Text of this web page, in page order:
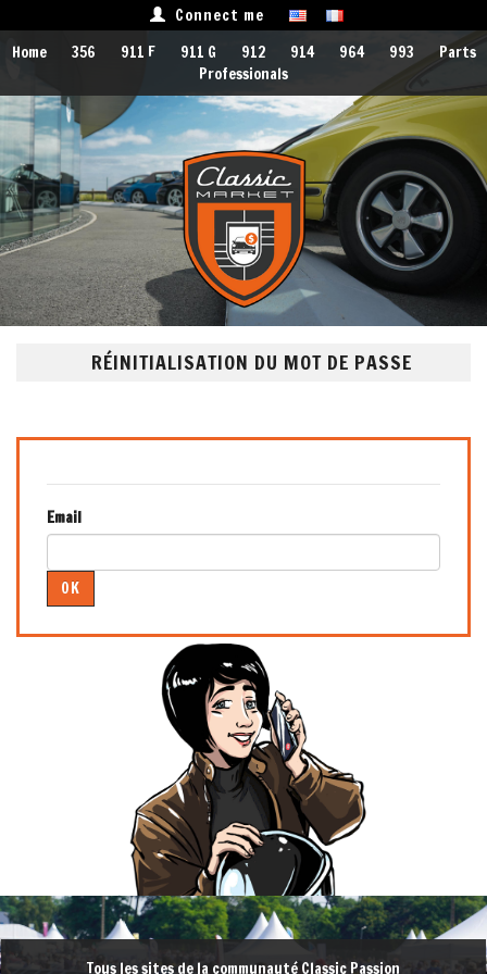
Connect me
Home
356 911 F 911 G 912 914 964 993
Parts
Professionals
RÉINITIALISATION DU MOT DE PASSE
Email
OK
Tous les sites de la communauté Classic Passion